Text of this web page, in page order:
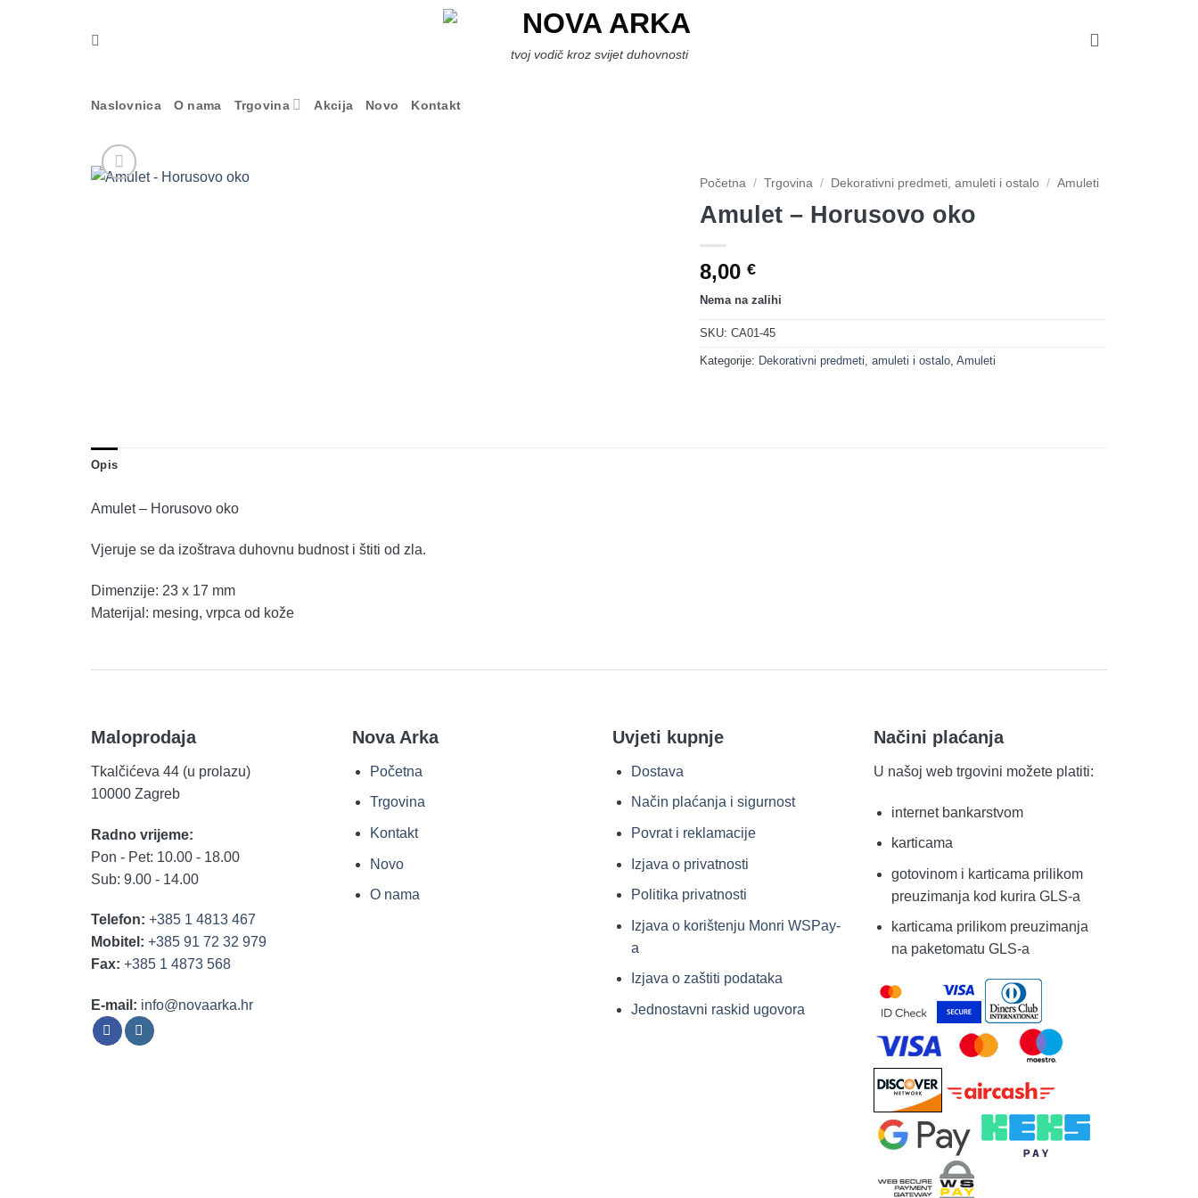
tvoj vodič kroz svijet duhovnosti
Naslovnica O nama Trgovina Akcija Novo Kontakt
Početna / Trgovina / Dekorativni predmeti, amuleti i ostalo / Amuleti
Amulet – Horusovo oko
8,00 €
Nema na zalihi
SKU: CA01-45
Kategorije: Dekorativni predmeti, amuleti i ostalo, Amuleti
Opis
Amulet – Horusovo oko
Vjeruje se da izoštrava duhovnu budnost i štiti od zla.
Dimenzije: 23 x 17 mm
Materijal: mesing, vrpca od kože
Maloprodaja
Tkalčićeva 44 (u prolazu)
10000 Zagreb
Radno vrijeme:
Pon - Pet: 10.00 - 18.00
Sub: 9.00 - 14.00
Telefon: +385 1 4813 467
Mobitel: +385 91 72 32 979
Fax: +385 1 4873 568
E-mail: info@novaarka.hr
Nova Arka
Početna
Trgovina
Kontakt
Novo
O nama
Uvjeti kupnje
Dostava
Način plaćanja i sigurnost
Povrat i reklamacije
Izjava o privatnosti
Politika privatnosti
Izjava o korištenju Monri WSPay-
a
Izjava o zaštiti podataka
Jednostavni raskid ugovora
Načini plaćanja
U našoj web trgovini možete platiti:
internet bankarstvom
karticama
gotovinom i karticama prilikom
preuzimanja kod kurira GLS-a
karticama prilikom preuzimanja
na paketomatu GLS-a